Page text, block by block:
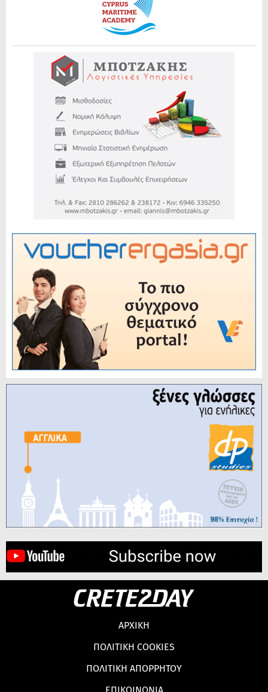
ΑΡΧΙΚΗ
ΠΟΛΙΤΙΚΗ COOKIES
ΠΟΛΙΤΙΚΗ ΑΠΟΡΡΗΤΟΥ